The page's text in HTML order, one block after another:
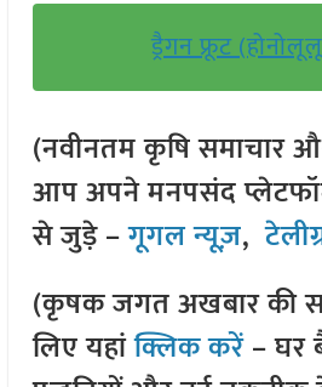
ड्रैगन फ्रूट
(नवीनतम कृषि समाचार
आप अपने मनपसंद
से जुड़े –गूगल न्यूज़,
(कृषक जगत अखबार की
लिए यहांक्लिक करें– घर